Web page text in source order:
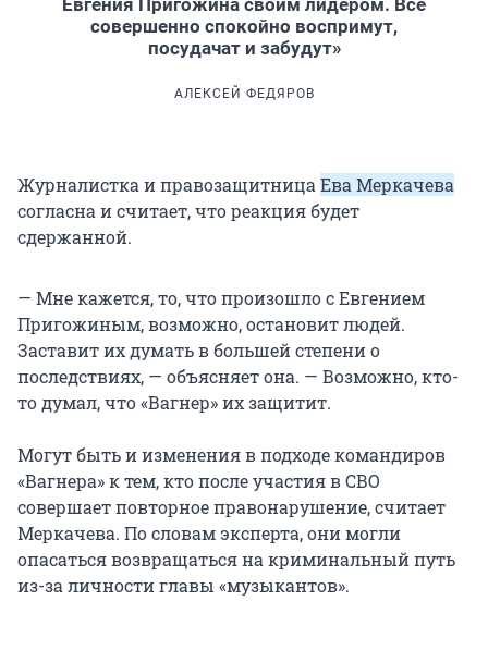
совершенно спокойно воспримут,
посудачат и забудут»
АЛЕКСЕЙ ФЕДЯРОВ
Журналистка и правозащитница Ева Меркачева
согласна и считает, что реакция будет
сдержанной.
— Мне кажется, то, что произошло с Евгением
Пригожиным, возможно, остановит людей.
Заставит их думать в большей степени о
последствиях, — объясняет она. — Возможно, кто-
то думал, что «Вагнер» их защитит.
Могут быть и изменения в подходе командиров
«Вагнера» к тем, кто после участия в СВО
совершает повторное правонарушение, считает
Меркачева. По словам эксперта, они могли
опасаться возвращаться на криминальный путь
из-за личности главы «музыкантов».